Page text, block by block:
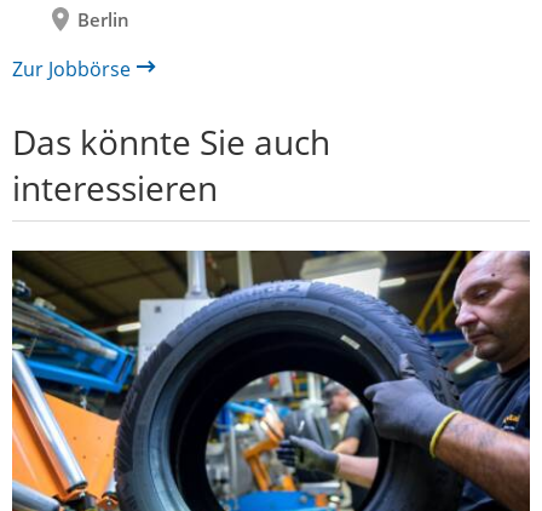
Berlin
Zur Jobbörse
Das könnte Sie auch
interessieren